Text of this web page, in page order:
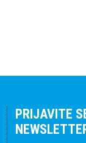
PRIJAVITE